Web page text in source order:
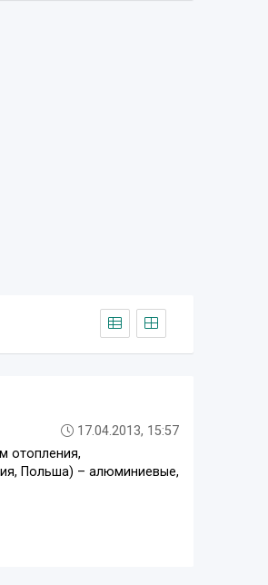
17.04.2013, 15:57
отопления,
Польша) – алюминиевые,